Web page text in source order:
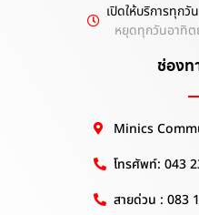
เปิดให้บริการทุก
หยุดทุกวันอาทิ
ช่อง
Minics
โทรศัพท์: 043
สายด่วน : 083